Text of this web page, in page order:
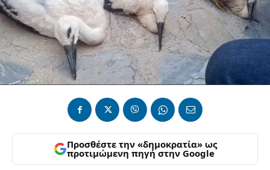
Προσθέστε την «δημοκρατία» ως
προτιμώμενη πηγή στην Google